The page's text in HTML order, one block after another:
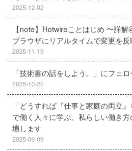
2025-12-02
【note】Hotwireことはじめ 〜詳
ブラウザにリアルタイムで変更を
2025-11-19
「技術書の話をしよう。」にフェ
2025-10-20
「どうすれば『仕事と家庭の両立
で働く人々に学ぶ、私らしい働き
壇します
2025-09-09